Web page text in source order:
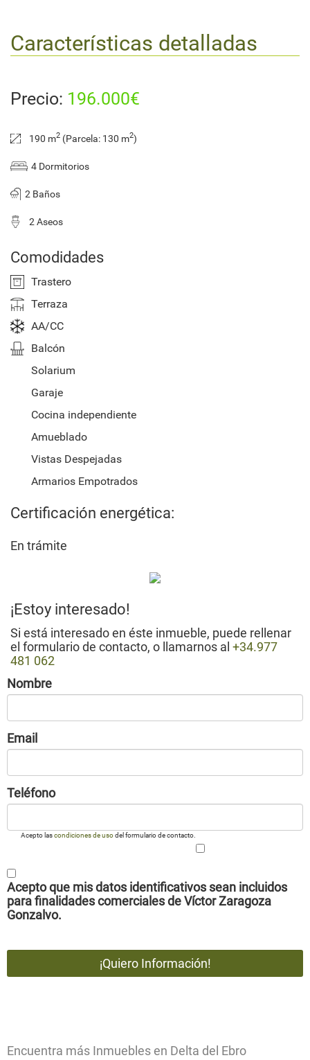
Características detalladas
Precio: 196.000€
190 m2 (Parcela: 130 m2)
4 Dormitorios
2 Baños
2 Aseos
Comodidades
Trastero
Terraza
AA/CC
Balcón
Solarium
Garaje
Cocina independiente
Amueblado
Vistas Despejadas
Armarios Empotrados
Certificación energética:
En trámite
¡Estoy interesado!
Si está interesado en éste inmueble, puede rellenar
el formulario de contacto, o llamarnos al +34.977
481 062
Nombre
Email
Teléfono
Acepto lascondiciones de usodel formulario de contacto.
Acepto que mis datos identificativos sean incluidos
para finalidades comerciales de Víctor Zaragoza
Gonzalvo.
Encuentra más Inmuebles en Delta del Ebro